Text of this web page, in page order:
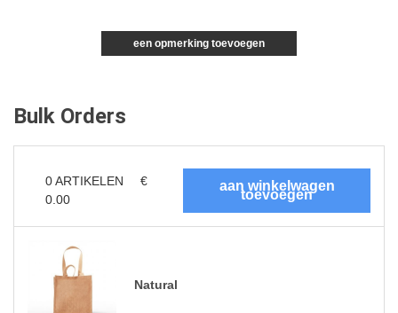
een opmerking toevoegen
Bulk Orders
0ARTIKELEN
€
0.00
Natural